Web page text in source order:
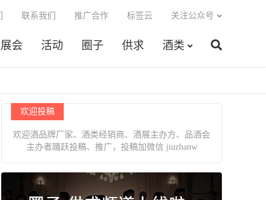
展会 活动 圈子 供求 酒类
联系我们 推广合作 标签云 关注公众号
欢迎投稿
欢迎酒品牌厂家、酒类经销商、酒展主办方、品酒会
主办者踊跃投稿、推广，投稿加微信 jiuzhanw